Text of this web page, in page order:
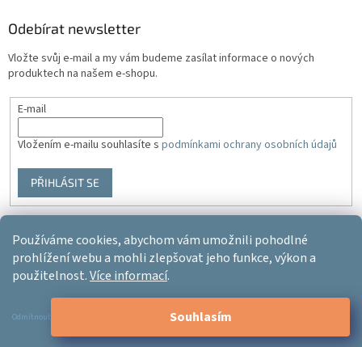
Používáme cookies, abychom vám umožnili pohodlné
prohlížení webu a mohli zlepšovat jeho funkce, výkon a
použitelnost.Více informací.
Odmítnout Souhlasím
Odebírat newsletter
Vložte svůj e-mail a my vám budeme zasílat informace o nových
produktech na našem e-shopu.
E-mail
Vložením e-mailu souhlasíte s podmínkami ochrany osobních údajů
PŘIHLÁSIT SE
Vytvořil Shoptet
Copyright 2026Ergo-product. Všechna práva vyhrazena.Upravit
nastavení cookies